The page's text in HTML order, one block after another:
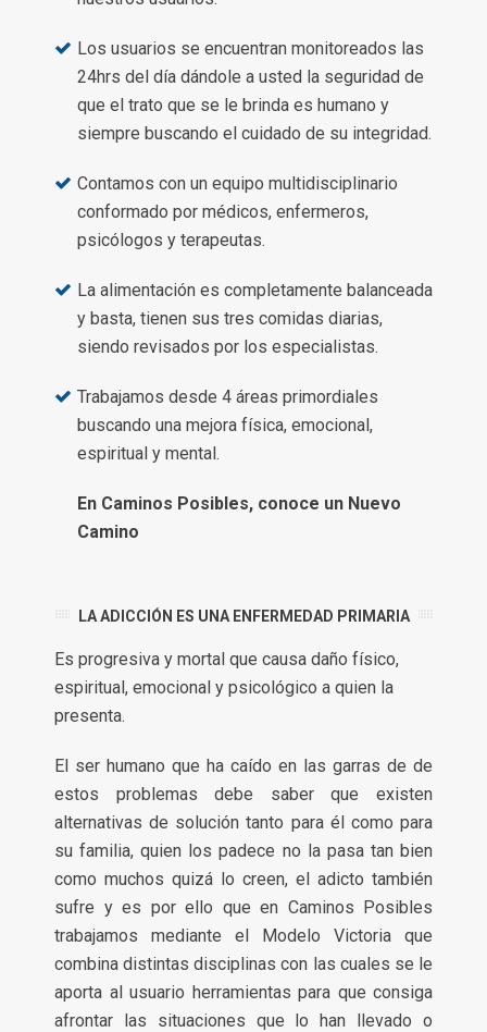
Los usuarios se encuentran monitoreados las
24hrs del día dándole a usted la seguridad de
que el trato que se le brinda es humano y
siempre buscando el cuidado de su integridad.
Contamos con un equipo multidisciplinario
conformado por médicos, enfermeros,
psicólogos y terapeutas.
La alimentación es completamente balanceada
y basta, tienen sus tres comidas diarias,
siendo revisados por los especialistas.
Trabajamos desde 4 áreas primordiales
buscando una mejora física, emocional,
espiritual y mental.
En Caminos Posibles, conoce un Nuevo
Camino
LA ADICCIÓN ES UNA ENFERMEDAD PRIMARIA
Es progresiva y mortal que causa daño físico,
espiritual, emocional y psicológico a quien la
presenta.
El ser humano que ha caído en las garras de de
estos problemas debe saber que existen
alternativas de solución tanto para él como para
su familia, quien los padece no la pasa tan bien
como muchos quizá lo creen, el adicto también
sufre y es por ello que en Caminos Posibles
trabajamos mediante el Modelo Victoria que
combina distintas disciplinas con las cuales se le
aporta al usuario herramientas para que consiga
afrontar las situaciones que lo han llevado o